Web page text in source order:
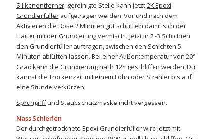
Silikonentfernergereinigte Stelle kann jetzt2K Epoxi
Grundierfülleraufgetragen werden. Vor und nach dem
Aktivieren die Dose 2 Minuten gut schütteln damit sich der
Härter mit der Grundierung vermischt. Jetzt in 2 -3 Schichten
den Grundierfüller auftragen, zwischen den Schichten 5
Minuten ablüften lassen. Bei einer Außentemperatur von 20°
Grad kann die Grundierung nach 12h geschliffen werden. Du
kannst die Trockenzeit mit einem Föhn oder Strahler bis auf
eine Stunde verkürzen.
Sprühgriffund Staubschutzmaske nicht vergessen.
Nass Schleifen
Der durchgetrocknete Epoxi Grundierfüller wird jetzt mit